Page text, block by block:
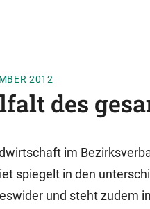
2012
des
im
spiegelt in den
und steht zudem